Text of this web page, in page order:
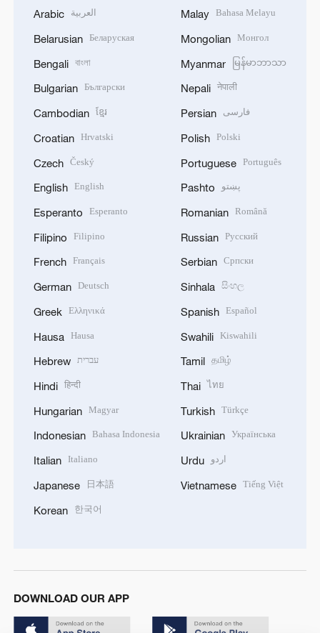
Arabic العربية
Belarusian Беларуская
Bengali বাংলা
Bulgarian Български
Cambodian ខ្មែរ
Croatian Hrvatski
Czech Český
English English
Esperanto Esperanto
Filipino Filipino
French Français
German Deutsch
Greek Ελληνικά
Hausa Hausa
Hebrew עברית
Hindi हिन्दी
Hungarian Magyar
Indonesian Bahasa Indonesia
Italian Italiano
Japanese 日本語
Korean 한국어
Malay Bahasa Melayu
Mongolian Монгол
Myanmar မြန်မာဘာသာ
Nepali नेपाली
Persian فارسی
Polish Polski
Portuguese Português
Pashto پښتو
Romanian Română
Russian Русский
Serbian Српски
Sinhala සිංහල
Spanish Español
Swahili Kiswahili
Tamil தமிழ்
Thai ไทย
Turkish Türkçe
Ukrainian Українська
Urdu اردو
Vietnamese Tiếng Việt
DOWNLOAD OUR APP